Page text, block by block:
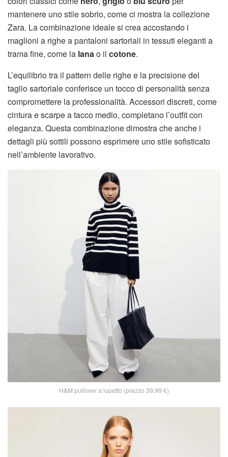
mantenere uno stile sobrio, come ci mostra la collezione
Zara. La combinazione ideale si crea accostando i
maglioni a righe a pantaloni sartoriali in tessuti eleganti a
trama fine, come la lanao il cotone.
L’equilibrio tra il pattern delle righe e la precisione del
taglio sartoriale conferisce un tocco di personalità senza
compromettere la professionalità. Accessori discreti, come
cintura e scarpe a tacco medio, completano l’outfit con
eleganza. Questa combinazione dimostra che anche i
dettagli più sottili possono esprimere uno stile sofisticato
nell’ambiente lavorativo.
H&M pullover a lupetto (prezzo 39,99 €)